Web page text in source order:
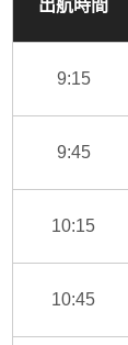
出航時間
9:15
9:45
10:15
10:45